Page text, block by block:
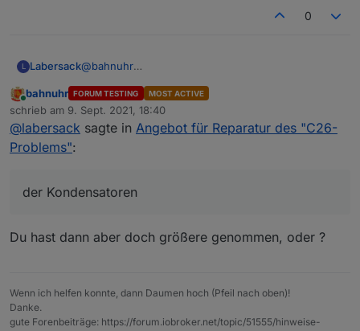
0
L Labersack@bahnuhr
Kondensatoren gekauft, weil die aus meiner
Sortimentskiste irgendwie als erstes ausgegangen
sind. ;-)
Online
bahnuhr FORUM TESTING MOST ACTIVE
schrieb am 9. Sept. 2021, 18:40
zuletzt editiert von
@labersack sagte in Angebot für Reparatur des "C26-
Problems":
der Kondensatoren
Du hast dann aber doch größere genommen, oder ?
Wenn ich helfen konnte, dann Daumen hoch (Pfeil nach oben)!
Danke.
gute Forenbeiträge: https://forum.iobroker.net/topic/51555/hinweise-